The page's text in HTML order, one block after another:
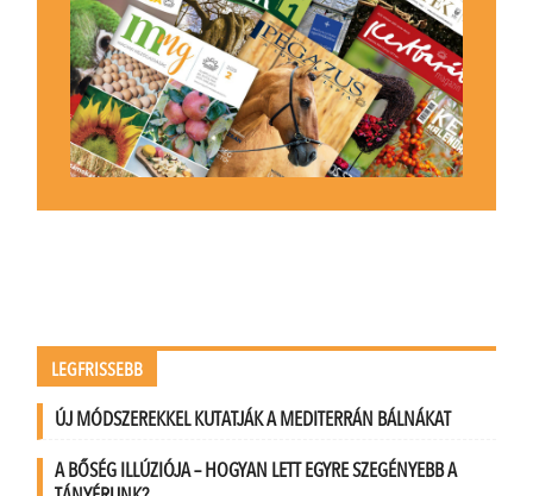
LEGFRISSEBB
ÚJ MÓDSZEREKKEL KUTATJÁK A MEDITERRÁN BÁLNÁKAT
A BŐSÉG ILLÚZIÓJA – HOGYAN LETT EGYRE SZEGÉNYEBB A